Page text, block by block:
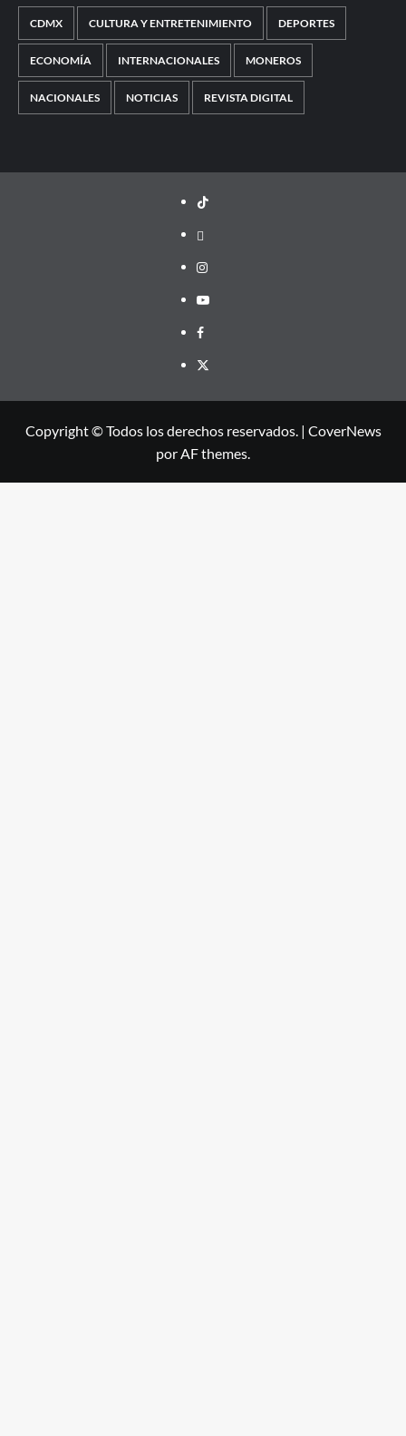
CDMX CULTURA Y ENTRETENIMIENTO DEPORTES
ECONOMÍA INTERNACIONALES MONEROS
NACIONALES NOTICIAS REVISTA DIGITAL
TikTok
threads
Instagram
Youtube
Facebook
X
Copyright © Todos los derechos reservados. | CoverNews
por AF themes.